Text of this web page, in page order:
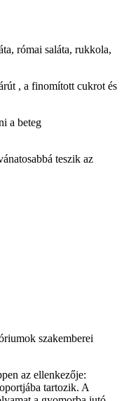
római saláta, rukkola,
, a finomított cukrot és
a beteg
teszik az
szakemberei
az ellenkezője:
tartozik. A